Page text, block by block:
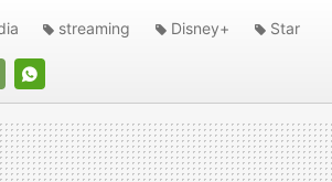
WHATSAPP
streaming Disney+ Star